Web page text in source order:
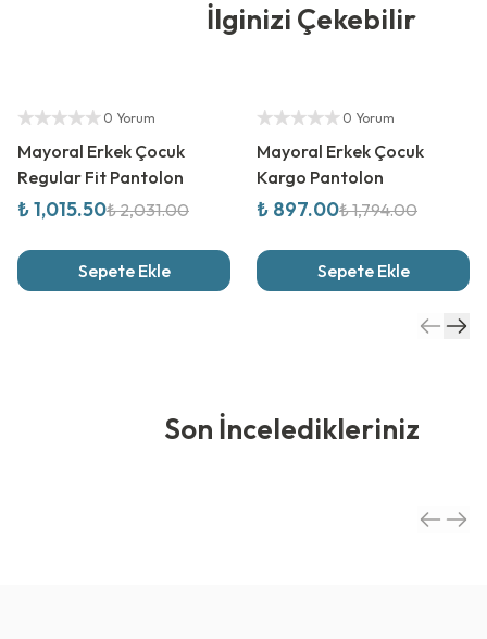
İlginizi Çekebilir
Yetkili Satıcı
0 Yorum
Mayoral Erkek Çocuk
Regular Fit Pantolon
₺ 1,015.50₺ 2,031.00
Sepete Ekle
Yetkili Satıcı
0 Yorum
Mayoral Erkek Çocuk
Kargo Pantolon
₺ 897.00₺ 1,794.00
Sepete Ekle
Son İnceledikleriniz